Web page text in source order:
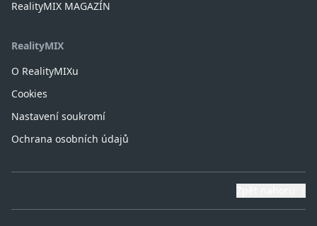
RealityMIX MAGAZÍN
RealityMIX
O RealityMIXu
Cookies
Nastavení soukromí
Ochrana osobních údajů